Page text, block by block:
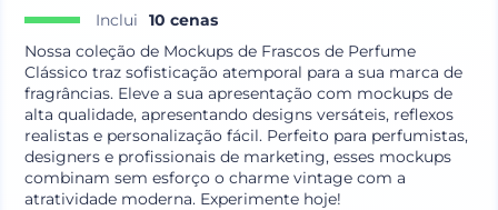
Inclui
10 cenas
Nossa coleção de Mockups de Frascos de Perfume
Clássico traz sofisticação atemporal para a sua marca de
fragrâncias. Eleve a sua apresentação com mockups de
alta qualidade, apresentando designs versáteis, reflexos
realistas e personalização fácil. Perfeito para perfumistas,
designers e profissionais de marketing, esses mockups
combinam sem esforço o charme vintage com a
atratividade moderna. Experimente hoje!